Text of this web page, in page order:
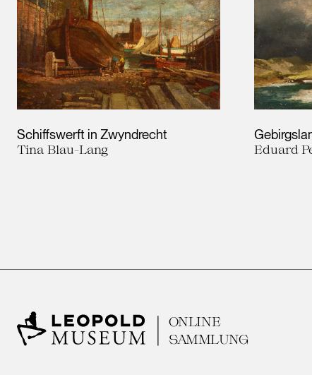
Schiffswerft in Zwyndrecht
Tina Blau-Lang Eduard
ONLINE
SAMMLUNG